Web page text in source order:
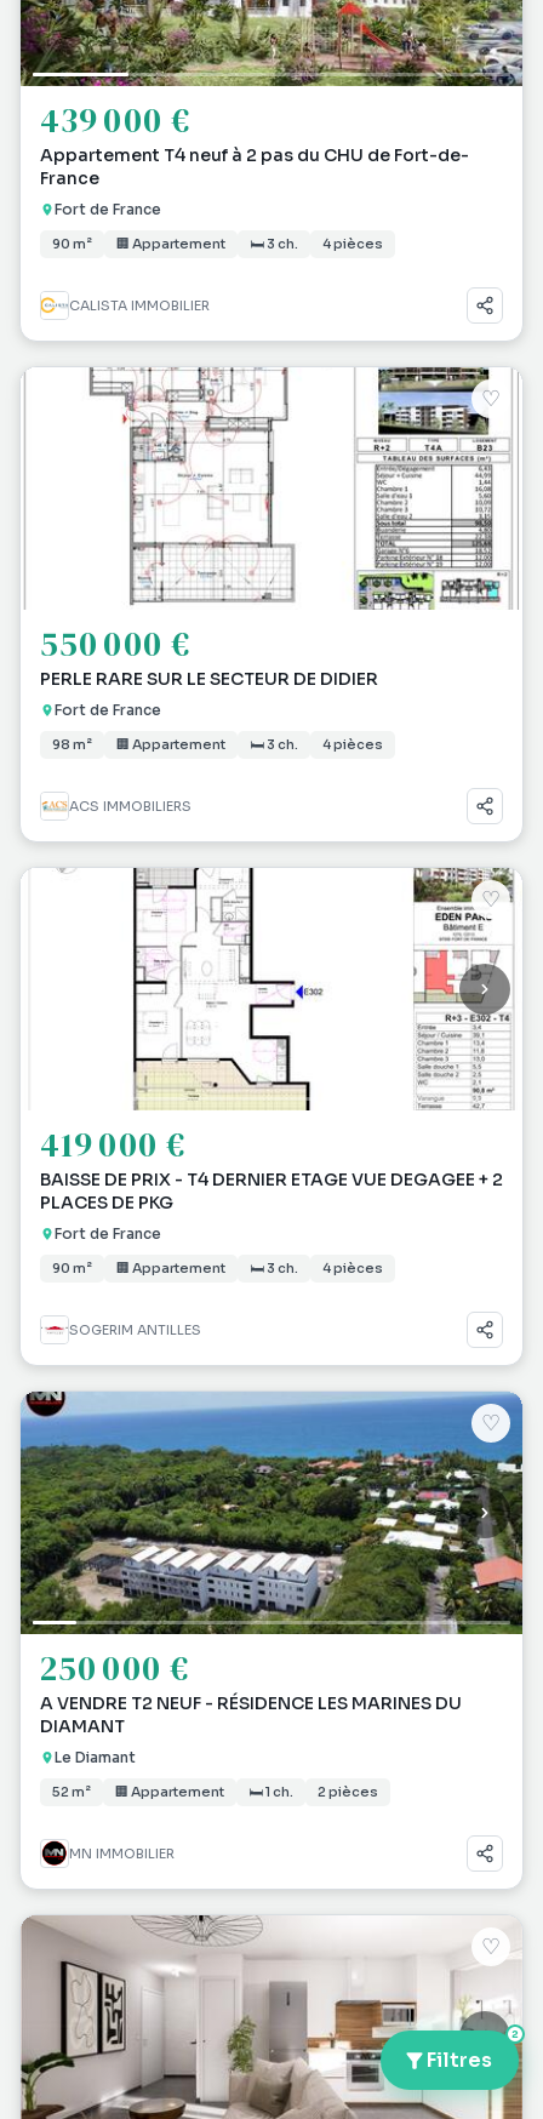
Filtres
2
439 000 €
Appartement T4 neuf à 2 pas du CHU de Fort-de-
France
Fort de France
90 m² 🏢 Appartement 🛏 3 ch. 4 pièces
CALISTA IMMOBILIER
♡
550 000 €
PERLE RARE SUR LE SECTEUR DE DIDIER
Fort de France
98 m² 🏢 Appartement 🛏 3 ch. 4 pièces
ACS IMMOBILIERS
♡
419 000 €
BAISSE DE PRIX - T4 DERNIER ETAGE VUE DEGAGEE + 2
PLACES DE PKG
Fort de France
90 m² 🏢 Appartement 🛏 3 ch. 4 pièces
SOGERIM ANTILLES
♡
250 000 €
A VENDRE T2 NEUF - RÉSIDENCE LES MARINES DU
DIAMANT
Le Diamant
52 m² 🏢 Appartement 🛏 1 ch. 2 pièces
MN IMMOBILIER
♡